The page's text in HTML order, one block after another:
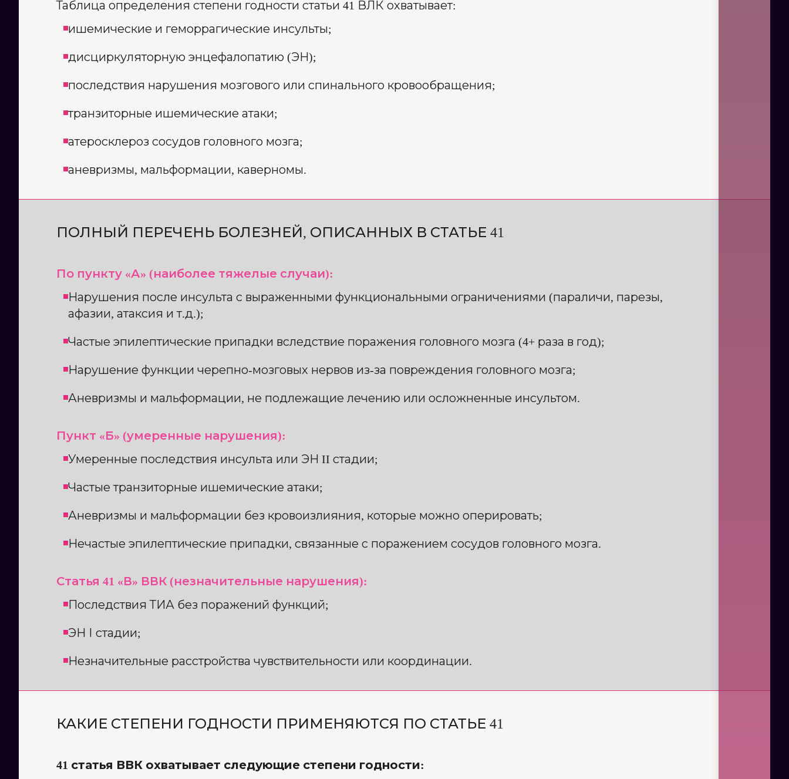
Таблица определения степени годности статьи 41 ВЛК охватывает:
ишемические и геморрагические инсульты;
дисциркуляторную энцефалопатию (ЭН);
последствия нарушения мозгового или спинального кровообращения;
транзиторные ишемические атаки;
атеросклероз сосудов головного мозга;
аневризмы, мальформации, каверномы.
ПОЛНЫЙ ПЕРЕЧЕНЬ БОЛЕЗНЕЙ, ОПИСАННЫХ В СТАТЬЕ 41
По пункту «А» (наиболее тяжелые случаи):
Нарушения после инсульта с выраженными функциональными ограничениями (параличи, парезы,
афазии, атаксия и т.д.);
Частые эпилептические припадки вследствие поражения головного мозга (4+ раза в год);
Нарушение функции черепно-мозговых нервов из-за повреждения головного мозга;
Аневризмы и мальформации, не подлежащие лечению или осложненные инсультом.
Пункт «Б» (умеренные нарушения):
Умеренные последствия инсульта или ЭН II стадии;
Частые транзиторные ишемические атаки;
Аневризмы и мальформации без кровоизлияния, которые можно оперировать;
Нечастые эпилептические припадки, связанные с поражением сосудов головного мозга.
Статья 41 «В» ВВК (незначительные нарушения):
Последствия ТИА без поражений функций;
ЭН І стадии;
Незначительные расстройства чувствительности или координации.
КАКИЕ СТЕПЕНИ ГОДНОСТИ ПРИМЕНЯЮТСЯ ПО СТАТЬЕ 41
41 статья ВВК охватывает следующие степени годности: